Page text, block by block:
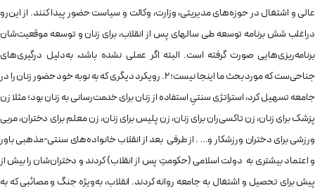
عالی و اشتغال در حوزه‌های مدیریتی، وزارت، وکالت و سیاست حضور پیدا کنند. از این‌رو
دراغلب شش برنامه‌ توسعه طی سالهای پس از انقلاب، برای زنان و توسعه موقعیت‌شان
برنامه‌ریزی‌هایی صورت گرفته است. البته اگر عملی نشده باشد، به‌دلیل درگیری‌های
جناحی‌ست که مورد بحث ما اینجا نیست؛ 2. رویکرد دیگری که به نوبه خود حضور زنان را در
جامعه تسهیل کرد، استراتژی سنتیِ استفاده از زنان برای خدمت‌رسانی به زنان بود؛ مثلا زن
پزشک برای زنان، زن تاکسی‌ران برای زنان، زن پلیس برای زنان، زن معلم برای دختران، مربی
ورزشی برای دختران ورزشکار و… . از طرفی بعد از انقلاب خانواده‌های سنتی-مذهبی باور
و اعتماد بیشتری به دولت اسلامی (حکومتِ پس از انقلاب) کردند و دختران‌شان را بیش از
پیش برای تحصیل و اشتغال به جامعه روانه کردند. انقلاب، به‌ویژه جنگ و مصائبی که به